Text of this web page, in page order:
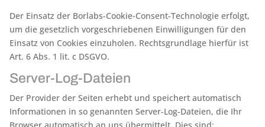
Der Einsatz der Borlabs-Cookie-Consent-Technologie erfolgt,
um die gesetzlich vorgeschriebenen Einwilligungen für den
Einsatz von Cookies einzuholen. Rechtsgrundlage hierfür ist
Art. 6 Abs. 1 lit. c DSGVO.
Server-Log-Dateien
Der Provider der Seiten erhebt und speichert automatisch
Informationen in so genannten Server-Log-Dateien, die Ihr